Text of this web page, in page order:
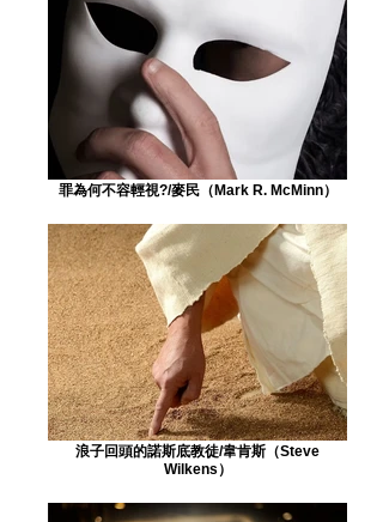
罪為何不容輕視?/麥民（Mark R. McMinn）
浪子回頭的諾斯底教徒/韋肯斯（Steve
Wilkens）